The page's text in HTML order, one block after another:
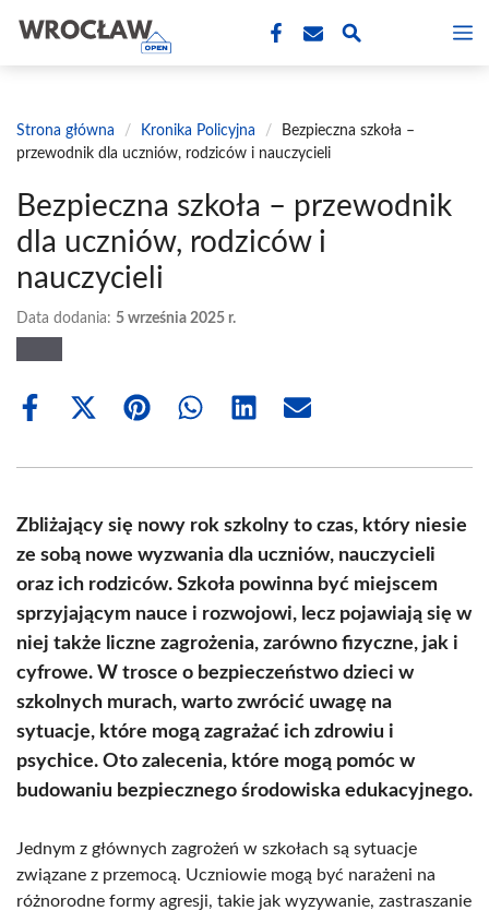
treści
Strona główna / Kronika Policyjna /
Bezpieczna szkoła –
przewodnik dla uczniów, rodziców i nauczycieli
Bezpieczna szkoła – przewodnik
dla uczniów, rodziców i
nauczycieli
Data dodania: 5 września 2025 r.
Share
Share
(Twitter)
Share Share Share Share
Zbliżający się nowy rok szkolny to czas, który niesie
ze sobą nowe wyzwania dla uczniów, nauczycieli
oraz ich rodziców. Szkoła powinna być miejscem
sprzyjającym nauce i rozwojowi, lecz pojawiają się w
niej także liczne zagrożenia, zarówno fizyczne, jak i
cyfrowe. W trosce o bezpieczeństwo dzieci w
szkolnych murach, warto zwrócić uwagę na
sytuacje, które mogą zagrażać ich zdrowiu i
psychice. Oto zalecenia, które mogą pomóc w
budowaniu bezpiecznego środowiska edukacyjnego.
Jednym z głównych zagrożeń w szkołach są sytuacje
związane z przemocą. Uczniowie mogą być narażeni na
różnorodne formy agresji, takie jak wyzywanie, zastraszanie